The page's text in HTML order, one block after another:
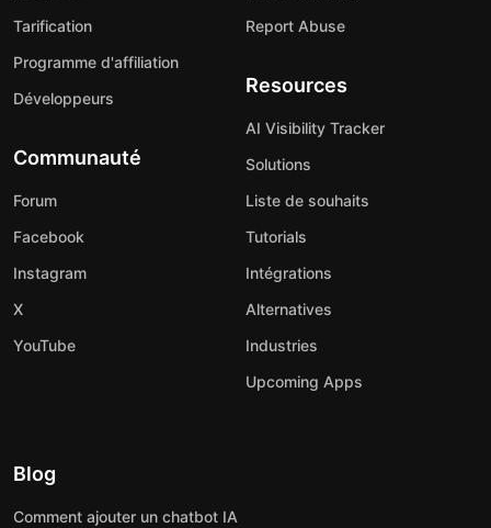
Tarification
Programme d'affiliation
Développeurs
Communauté
Forum
Facebook
Instagram
X
YouTube
Report Abuse
Resources
AI Visibility Tracker
Solutions
Liste de souhaits
Tutorials
Intégrations
Alternatives
Industries
Upcoming Apps
Blog
Comment ajouter un chatbot IA